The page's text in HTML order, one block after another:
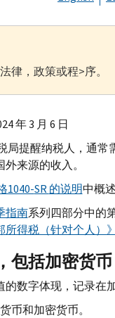
律，政策或程>序。
年 3 月 6 日
局提醒纳税人，通常
来源的收入。
1040-SR的说明中概
指南系列四部分中的
得税（针对个人）》
包括加密货币
的数字体现，记录在
币和加密货币。